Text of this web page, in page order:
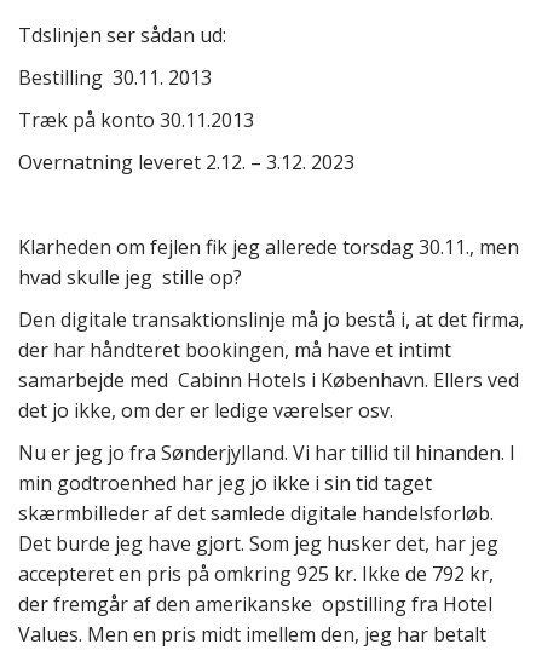
Tdslinjen ser sådan ud:
Bestilling 30.11. 2013
Træk på konto 30.11.2013
Overnatning leveret 2.12. – 3.12. 2023
Klarheden om fejlen fik jeg allerede torsdag 30.11., men
hvad skulle jeg stille op?
Den digitale transaktionslinje må jo bestå i, at det firma,
der har håndteret bookingen, må have et intimt
samarbejde med Cabinn Hotels i København. Ellers ved
det jo ikke, om der er ledige værelser osv.
Nu er jeg jo fra Sønderjylland. Vi har tillid til hinanden. I
min godtroenhed har jeg jo ikke i sin tid taget
skærmbilleder af det samlede digitale handelsforløb.
Det burde jeg have gjort. Som jeg husker det, har jeg
accepteret en pris på omkring 925 kr. Ikke de 792 kr,
der fremgår af den amerikanske opstilling fra Hotel
Values. Men en pris midt imellem den, jeg har betalt